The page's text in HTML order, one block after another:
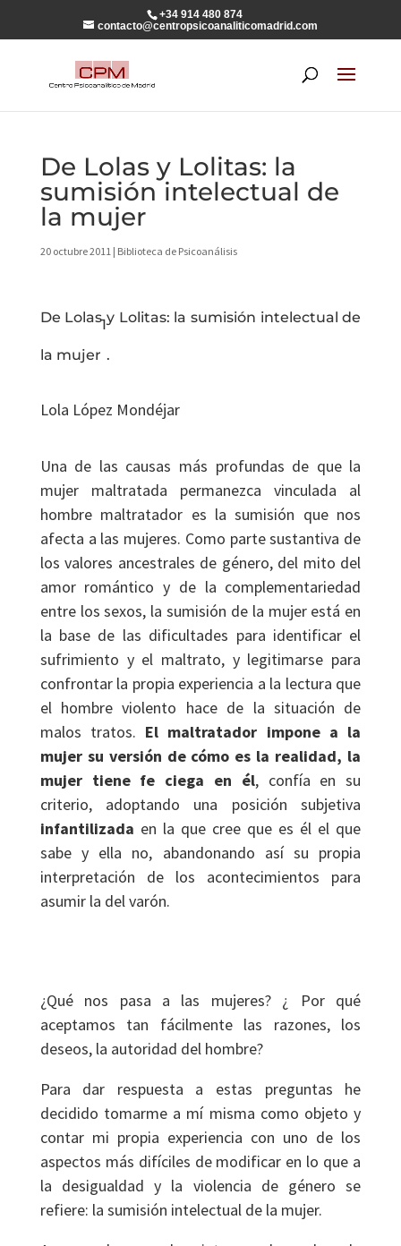
+34 914 480 874
contacto@centropsicoanaliticomadrid.com
De Lolas y Lolitas: la
sumisión intelectual de
la mujer
20 octubre 2011| Biblioteca de Psicoanálisis
De Lolas y Lolitas: la sumisión intelectual de
la mujer
1
.
Lola López Mondéjar
Una de las causas más profundas de que la
mujer maltratada permanezca vinculada al
hombre maltratador es la sumisión que nos
afecta a las mujeres. Como parte sustantiva de
los valores ancestrales de género, del mito del
amor romántico y de la complementariedad
entre los sexos, la sumisión de la mujer está en
la base de las dificultades para identificar el
sufrimiento y el maltrato, y legitimarse para
confrontar la propia experiencia a la lectura que
el hombre violento hace de la situación de
malos tratos. El maltratador impone a la
mujer su versión de cómo es la realidad, la
mujer tiene fe ciega en él, confía en su
criterio, adoptando una posición subjetiva
infantilizada en la que cree que es él el que
sabe y ella no, abandonando así su propia
interpretación de los acontecimientos para
asumir la del varón.
¿Qué nos pasa a las mujeres? ¿ Por qué
aceptamos tan fácilmente las razones, los
deseos, la autoridad del hombre?
Para dar respuesta a estas preguntas he
decidido tomarme a mí misma como objeto y
contar mi propia experiencia con uno de los
aspectos más difíciles de modificar en lo que a
la desigualdad y la violencia de género se
refiere: la sumisión intelectual de la mujer.